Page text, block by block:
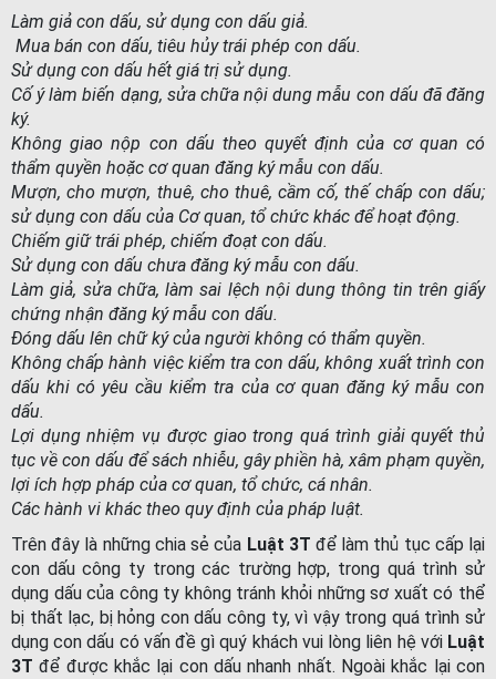
Làm giả con dấu, sử dụng con dấu giả.
Mua bán con dấu, tiêu hủy trái phép con dấu.
Sử dụng con dấu hết giá trị sử dụng.
Cố ý làm biến dạng, sửa chữa nội dung mẫu con dấu đã đăng
ký.
Không giao nộp con dấu theo quyết định của cơ quan có
thẩm quyền hoặc cơ quan đăng ký mẫu con dấu.
Mượn, cho mượn, thuê, cho thuê, cầm cố, thế chấp con dấu;
sử dụng con dấu của Cơ quan, tổ chức khác để hoạt động.
Chiếm giữ trái phép, chiếm đoạt con dấu.
Sử dụng con dấu chưa đăng ký mẫu con dấu.
Làm giả, sửa chữa, làm sai lệch nội dung thông tin trên giấy
chứng nhận đăng ký mẫu con dấu.
Đóng dấu lên chữ ký của người không có thẩm quyền.
Không chấp hành việc kiểm tra con dấu, không xuất trình con
dấu khi có yêu cầu kiểm tra của cơ quan đăng ký mẫu con
dấu.
Lợi dụng nhiệm vụ được giao trong quá trình giải quyết thủ
tục về con dấu để sách nhiễu, gây phiền hà, xâm phạm quyền,
lợi ích hợp pháp của cơ quan, tổ chức, cá nhân.
Các hành vi khác theo quy định của pháp luật.
Trên đây là những chia sẻ của Luật 3T để làm thủ tục cấp lại
con dấu công ty trong các trường hợp, trong quá trình sử
dụng dấu của công ty không tránh khỏi những sơ xuất có thể
bị thất lạc, bị hỏng con dấu công ty, vì vậy trong quá trình sử
dụng con dấu có vấn đề gì quý khách vui lòng liên hệ với Luật
3T để được khắc lại con dấu nhanh nhất. Ngoài khắc lại con